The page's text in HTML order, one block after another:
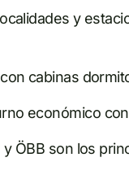
y
con cabinas
económico
ÖBB son los